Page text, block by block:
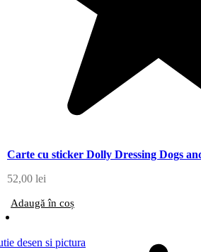
Carte cu sticker Dolly Dressing Dogs
52,00 lei
Adaugă în coș